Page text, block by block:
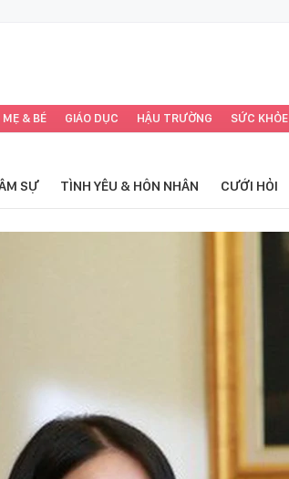
MẸ & BÉ GIÁO DỤC HẬU TRƯỜNG SỨC KHỎE
SỰ TÌNH YÊU & HÔN NHÂN CƯỚI HỎI